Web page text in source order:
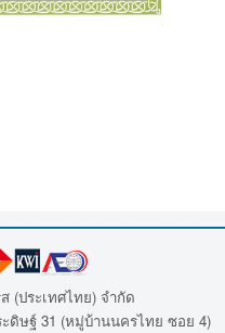
(ประเทศไทย) จำกัด
ดิษฐ์ 31 (หมู่บ้านนครไทย ซอย 4)